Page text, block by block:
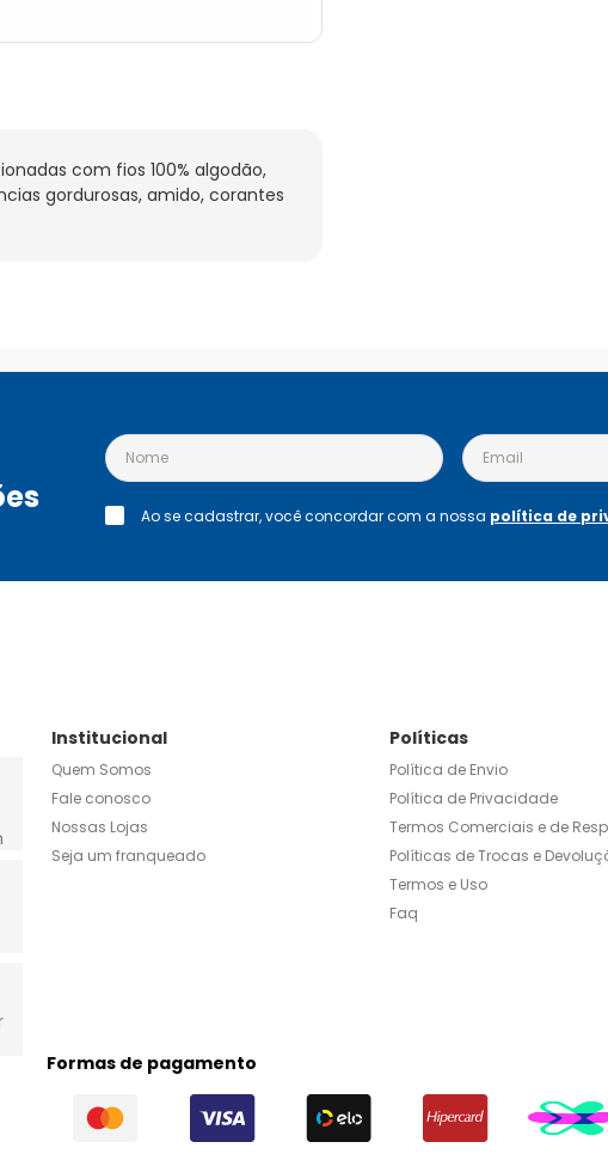
com fios 100% algodão,
gordurosas, amido, corantes
Ao se cadastrar, você concordar com a nossa política de
Institucional
Quem Somos
Fale conosco
Nossas Lojas
Seja um franqueado
Políticas
Política de Envio
Política de Privacidade
Termos Comerciais e de
Políticas de Trocas e
Termos e Uso
Faq
Formas de pagamento